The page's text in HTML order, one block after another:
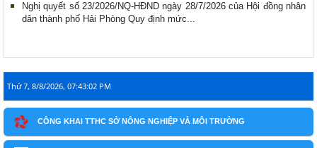
Nghị quyết số 23/2026/NQ-HĐND ngày 28/7/2026 của Hội đồng nhân
dân thành phố Hải Phòng Quy định mức...
Thứ 7, 8/8/2026, 07:43:02 PM
CÔNG KHAI TTHC SỞ NÔNG NGHIỆP VÀ MÔI TRƯỜNG